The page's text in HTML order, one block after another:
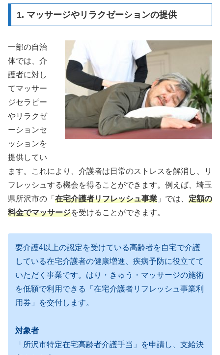
1. マッサージやリラクゼーションの提供
一部の自治
体では、介
護者に対し
てマッサー
ジセラピー
やリラクゼ
ーションセ
ッションを
提供してい
ます。これにより、介護者は日常のストレスを解消し、リ
フレッシュする機会を得ることができます。例えば、埼玉
県所沢市の「 在宅介護者リフレッシュ事業 」では、 定額の
料金でマッサージを受けることができます。
要介護4以上の認定を受けている高齢者を自宅で介護
している在宅介護者の健康増進、疾病予防に役立てて
いただく事業です。はり・きゅう・マッサージの施術
を低額で利用できる「在宅介護者リフレッシュ事業利
用券」を交付します。
対象者
「所沢市特定在宅高齢者介護手当」を申請し、支給決